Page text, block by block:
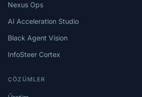
Nexus Ops
AI Acceleration Studio
Black Agent Vision
InfoSteer Cortex
ÇÖZÜMLER